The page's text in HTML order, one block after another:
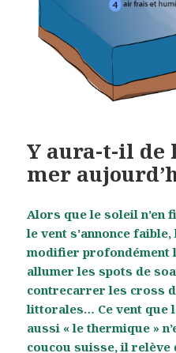
Y aura-t-il de
mer
Alors que le soleil n’en
le vent s’annonce
modifier profondément
allumer les spots de
contrecarrer les cross
littorales… Ce vent que
aussi « le thermique »
coucou suisse, il relève